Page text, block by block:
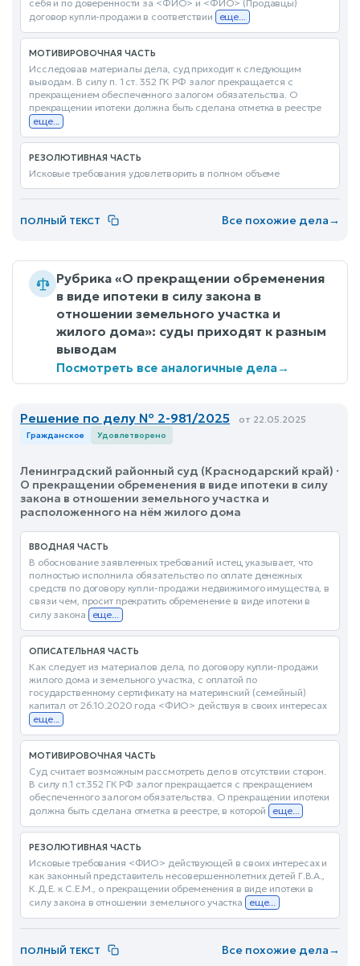
себя и по доверенности за <ФИО> и <ФИО> (Продавцы)
договор купли-продажи в соответствии
еще...
МОТИВИРОВОЧНАЯ ЧАСТЬ
Исследовав материалы дела, суд приходит к следующим
выводам. В силу п. 1 ст. 352 ГК РФ залог прекращается с
прекращением обеспеченного залогом обязательства. О
прекращении ипотеки должна быть сделана отметка в реестре
еще...
РЕЗОЛЮТИВНАЯ ЧАСТЬ
Исковые требования удовлетворить в полном объеме
ПОЛНЫЙ ТЕКСТ Все похожие дела→
Рубрика «О прекращении обременения
в виде ипотеки в силу закона в
отношении земельного участка и
жилого дома»: суды приходят к разным
выводам
Посмотреть все аналогичные дела→
Решение по делу № 2-981/2025 от 22.05.2025
Гражданское Удовлетворено
Ленинградский районный суд (Краснодарский край) ·
О прекращении обременения в виде ипотеки в силу
закона в отношении земельного участка и
расположенного на нём жилого дома
ВВОДНАЯ ЧАСТЬ
В обоснование заявленных требований истец указывает, что
полностью исполнила обязательство по оплате денежных
средств по договору купли-продажи недвижимого имущества, в
связи чем, просит прекратить обременение в виде ипотеки в
силу закона
еще...
ОПИСАТЕЛЬНАЯ ЧАСТЬ
Как следует из материалов дела, по договору купли-продажи
жилого дома и земельного участка, с оплатой по
государственному сертификату на материнский (семейный)
капитал от 26.10.2020 года <ФИО> действуя в своих интересах
еще...
МОТИВИРОВОЧНАЯ ЧАСТЬ
Суд считает возможным рассмотреть дело в отсутствии сторон.
В силу п.1 ст.352 ГК РФ залог прекращается с прекращением
обеспеченного залогом обязательства. О прекращении ипотеки
должна быть сделана отметка в реестре, в которой еще...
РЕЗОЛЮТИВНАЯ ЧАСТЬ
Исковые требования <ФИО> действующей в своих интересах и
как законный представитель несовершеннолетних детей Г.В.А.,
К.Д.Е. к С.Е.М., о прекращении обременения в виде ипотеки в
силу закона в отношении земельного участка
еще...
ПОЛНЫЙ ТЕКСТ Все похожие дела→